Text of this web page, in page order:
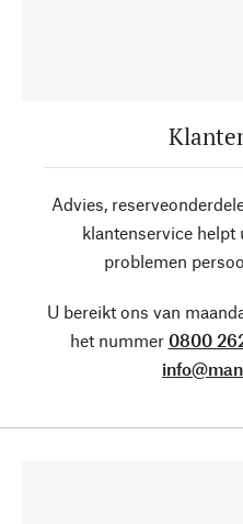
Advies,
klantenservice helpt
problemen
U bereikt ons van
het nummer 0800